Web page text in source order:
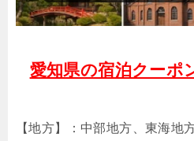
愛知県の宿泊クーポ
【地方】：中部地方、東海地